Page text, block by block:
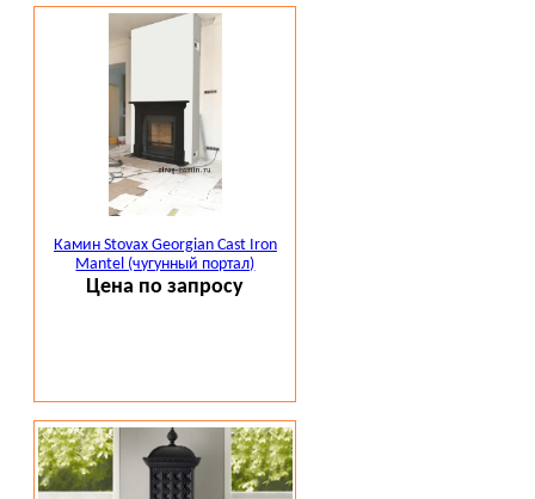
Камин Stovax Georgian Cast Iron
Mantel (чугунный портал)
Цена по запросу